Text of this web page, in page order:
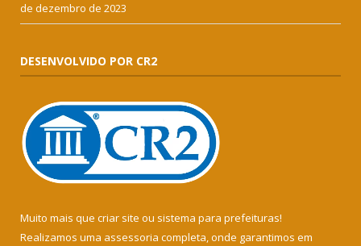
de dezembro de 2023
DESENVOLVIDO POR CR2
Muito mais que criar site ou sistema para prefeituras!
Realizamos uma assessoria completa, onde garantimos em